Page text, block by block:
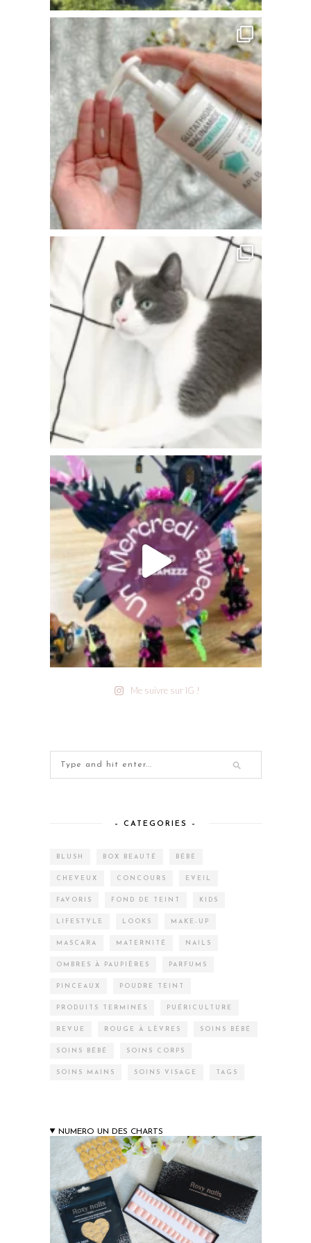
Me suivre sur IG !
– CATEGORIES –
BLUSH BOX BEAUTÉ BÉBÉ
CHEVEUX CONCOURS EVEIL
FAVORIS FOND DE TEINT KIDS
LIFESTYLE LOOKS MAKE-UP
MASCARA MATERNITÉ NAILS
OMBRES À PAUPIÈRES PARFUMS
PINCEAUX POUDRE TEINT
PRODUITS TERMINÉS PUÉRICULTURE
REVUE ROUGE À LÈVRES SOINS BÉBÉ
SOINS BÉBÉ SOINS CORPS
SOINS MAINS SOINS VISAGE TAGS
NUMERO UN DES CHARTS